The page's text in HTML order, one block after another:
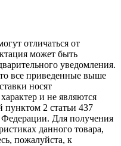
отличаться от
может быть
уведомления.
все приведенные выше
носят
и не являются
2 статьи 437
Федерации. Для получения
данного товара,
пожалуйста, к